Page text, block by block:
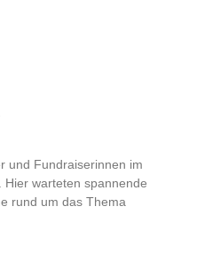
und Fundraiserinnen im
warteten spannende
rund um das Thema